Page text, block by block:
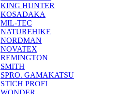
KING HUNTER
KOSADAKA
MIL-TEC
NATUREHIKE
NORDMAN
NOVATEX
REMINGTON
SMITH
SPRO. GAMAKATSU
STICH PROFI
WONDER